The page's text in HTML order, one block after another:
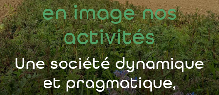
en image nos
activités
Une société dynamique
et pragmatique,